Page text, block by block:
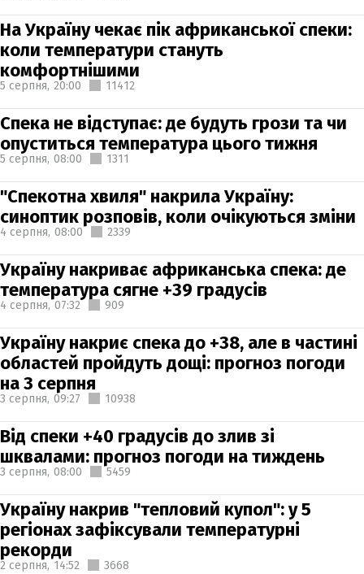
На Україну чекає пік африканської спеки:
коли температури стануть
комфортнішими
5 серпня, 20:00 11412
Спека не відступає: де будуть грози та чи
опуститься температура цього тижня
5 серпня, 08:00 1311
"Спекотна хвиля" накрила Україну:
синоптик розповів, коли очікуються зміни
4 серпня, 08:00 2339
Україну накриває африканська спека: де
температура сягне +39 градусів
4 серпня, 07:32 909
Україну накриє спека до +38, але в частині
областей пройдуть дощі: прогноз погоди
на 3 серпня
3 серпня, 09:27 10938
Від спеки +40 градусів до злив зі
шквалами: прогноз погоди на тиждень
3 серпня, 08:00 5459
Україну накрив "тепловий купол": у 5
регіонах зафіксували температурні
рекорди
2 серпня, 14:52 3668